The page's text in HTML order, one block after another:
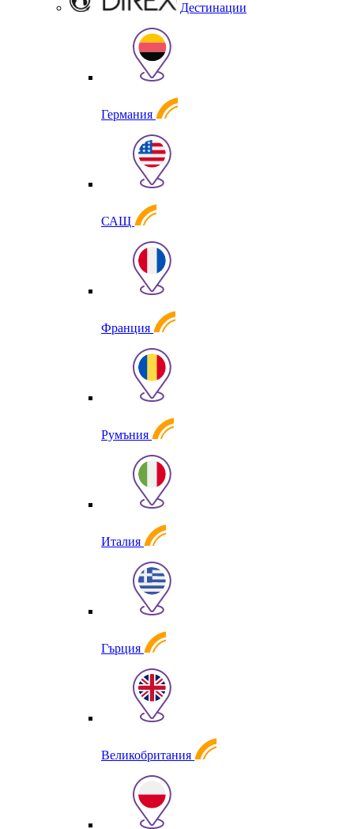
Дестинации
Германия
САЩ
Франция
Румъния
Италия
Гърция
Великобритания